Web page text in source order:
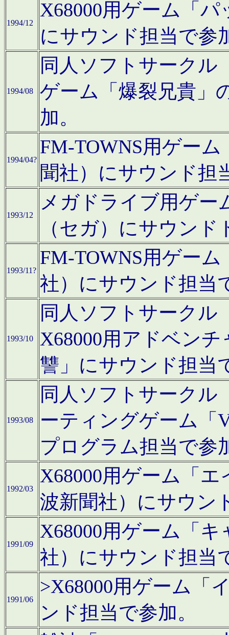
1994/12
X68000用ゲーム「
にサウンド担当で参
1994/08
同人ソフトサークル
ゲーム「爆裂兄貴」
加。
1994/04?
FM-TOWNS用ゲー
聞社）にサウンド担
1993/12
メガドライブ用ゲー
（セガ）にサウン
1993/11?
FM-TOWNS用ゲー
社）にサウンド担当
1993/10
同人ソフトサークル
X68000用アドベン
讐」にサウンド担当
1993/08
同人ソフトサークル
ーティングゲーム「
プログラム担当で参
1992/03
X68000用ゲーム「
波新聞社）にサウン
1991/09
X68000用ゲーム「
社）にサウンド担当
1991/06
>X68000用ゲーム「
ンド担当で参加。